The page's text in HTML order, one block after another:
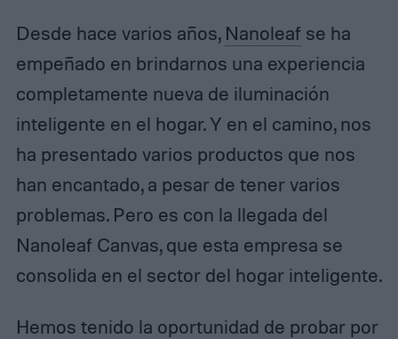
Desde hace varios años, Nanoleaf se ha
empeñado en brindarnos una experiencia
completamente nueva de iluminación
inteligente en el hogar. Y en el camino, nos
ha presentado varios productos que nos
han encantado, a pesar de tener varios
problemas. Pero es con la llegada del
Nanoleaf Canvas, que esta empresa se
consolida en el sector del hogar inteligente.
Hemos tenido la oportunidad de probar por